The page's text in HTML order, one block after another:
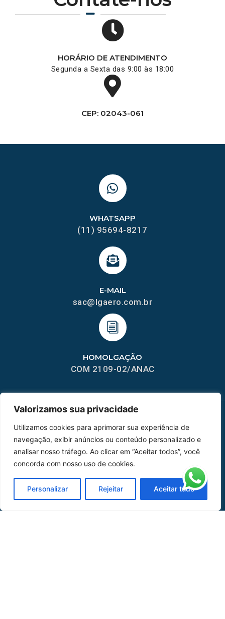
Valorizamos sua privacidade
Utilizamos cookies para aprimorar sua experiência de
navegação, exibir anúncios ou conteúdo personalizado e
analisar nosso tráfego. Ao clicar em “Aceitar todos”, você
concorda com nosso uso de cookies.
Personalizar Rejeitar Aceitar tudo
HORÁRIO DE ATENDIMENTO
Segunda a Sexta das 9:00 às 18:00
CEP: 02043-061
HOMOLGAÇÃO
COM 2109-02/ANAC
E-MAIL
sac@lgaero.com.br
WHATSAPP
(11) 95694-8217
MAPA DO SITE
Home Sobre Nós